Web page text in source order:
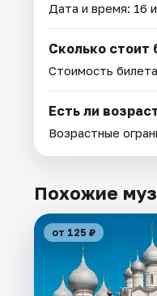
Дата и время: 16
Сколько стоит
Стоимость
Есть ли
Возрастные
Похожие
от 125 ₽